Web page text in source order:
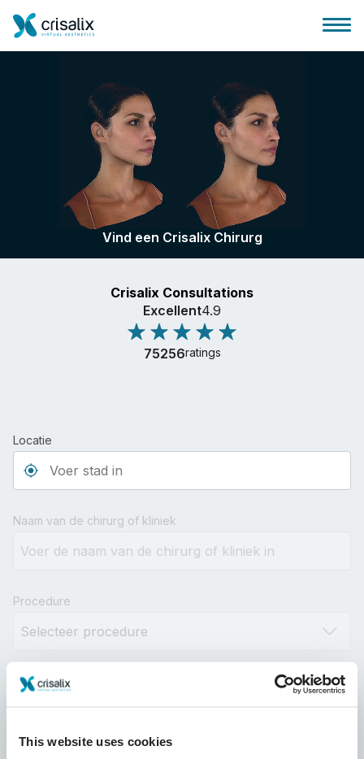
This website uses cookies
Huis chirurg
3D business platform
Pakketten
Patiëntrecensies
Vind een Crisalix Chirurg
Crisalix Consultations
Excellent4.9
75256ratings
Locatie
Naam van de chirurg of kliniek
Procedure
Afstand